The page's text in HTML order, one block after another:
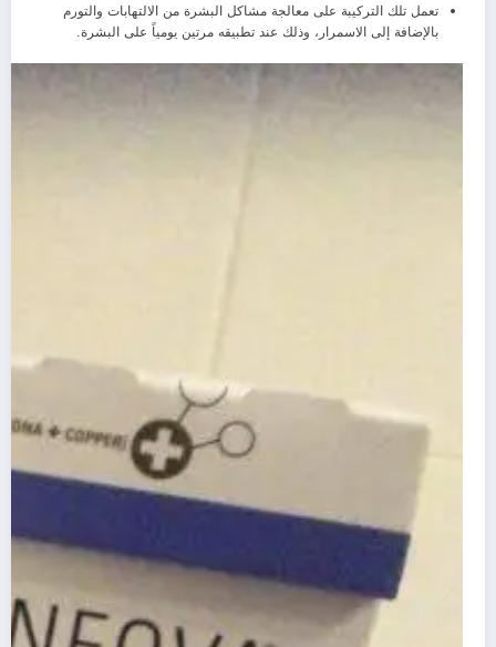
تعمل تلك التركيبة على معالجة مشاكل البشرة من الالتهابات والتورم
بالإضافة إلى الاسمرار، وذلك عند تطبيقه مرتين يومياً على البشرة.